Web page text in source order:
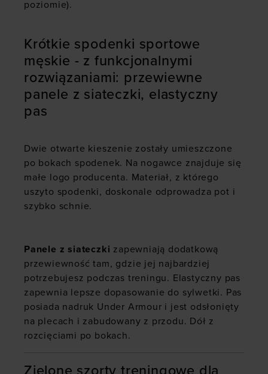
poziomie).
Krótkie spodenki sportowe
męskie - z funkcjonalnymi
rozwiązaniami: przewiewne
panele z siateczki, elastyczny
pas
Dwie otwarte kieszenie zostały umieszczone
po bokach spodenek. Na nogawce znajduje się
małe logo producenta. Materiał, z którego
uszyto spodenki, doskonale odprowadza pot i
szybko schnie.
Panele z siateczki zapewniają dodatkową
przewiewność tam, gdzie jej najbardziej
potrzebujesz podczas treningu. Elastyczny pas
zapewnia lepsze dopasowanie do sylwetki. Pas
posiada nadruk Under Armour i jest odsłonięty
na plecach i zabudowany z przodu. Dół z
rozcięciami po bokach.